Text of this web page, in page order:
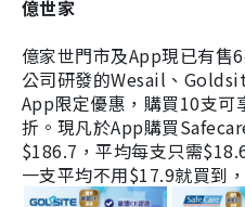
億世家
億家世門市及App現已有售
公司研發的Wesail、
App限定優惠，購買10支可
折。現凡於App購買
$186.7，平均每支只需
一支平均不用$17.9就買到